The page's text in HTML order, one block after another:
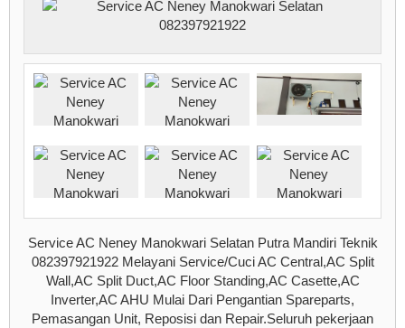
Service AC Neney Manokwari Selatan Putra Mandiri Teknik
082397921922 Melayani Service/Cuci AC Central,AC Split
Wall,AC Split Duct,AC Floor Standing,AC Casette,AC
Inverter,AC AHU Mulai Dari Pengantian Spareparts,
Pemasangan Unit, Reposisi dan Repair.Seluruh pekerjaan